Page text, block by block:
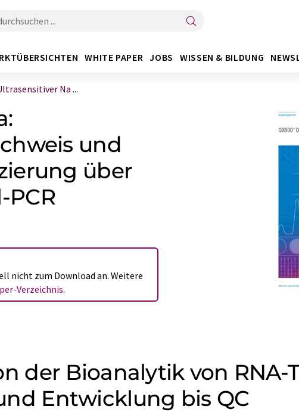
WHITE PAPER JOBS WISSEN & BILDUNG
Na ...
und
über
nicht zum Download an. Weitere
Verzeichnis.
der Bioanalytik von RNA-
Entwicklung bis QC